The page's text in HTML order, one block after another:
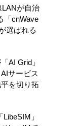
が自治
「cnWave
選ばれる
AI Grid」
サービス
を切り拓
」